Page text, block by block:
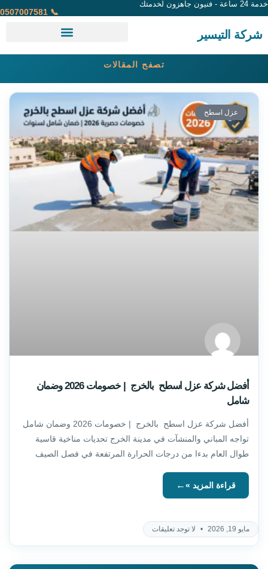
خدمة 24 ساعة - فنيون جاهزون لخدمتك
📞 0507007581
شركة التيسير
تصفح المقالات
عزل اسطح
أفضل شركة عزل اسطح بالخرج | خصومات 2026 وضمان
شامل
أفضل شركة عزل اسطح بالخرج | خصومات 2026 وضمان شامل
تواجه المباني والمنشآت في مدينة الخرج تحديات مناخية قاسية
طوال العام بدءا من درجات الحرارة المرتفعة في فصل الصيف
قراءة المزيد »
مايو 19, 2026 لا توجد تعليقات